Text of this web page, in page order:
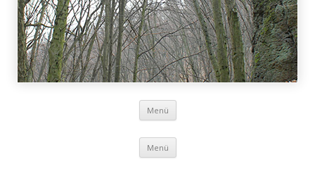
Menü Tovább a tartalomra
Menü Tovább a tartalomra